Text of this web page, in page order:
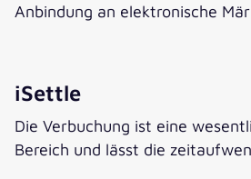
Anbindung an elektronische
iSettle
Die Verbuchung ist eine
Bereich und lässt die